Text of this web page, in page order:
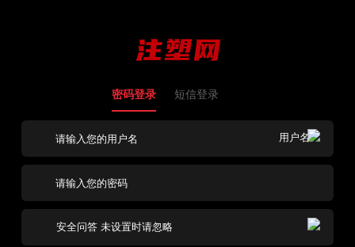
密码登录 短信登录